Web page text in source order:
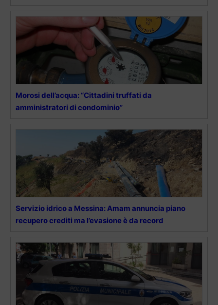
Morosi dell’acqua: “Cittadini truffati da
amministratori di condominio”
Servizio idrico a Messina: Amam annuncia piano
recupero crediti ma l’evasione è da record